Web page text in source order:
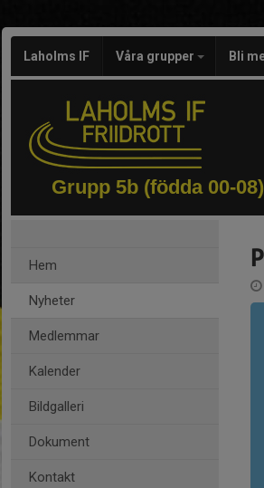
Laholms IF Våra grupper Bli
Grupp 5b (födda 00-08)
Hem
Nyheter
Medlemmar
Kalender
Bildgalleri
Dokument
Kontakt